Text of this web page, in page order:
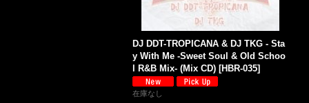
DJ DDT-TROPICANA & DJ TKG - Sta
y With Me -Sweet Soul & Old Schoo
l R&B Mix- (Mix CD) [HBR-035]
在庫なし